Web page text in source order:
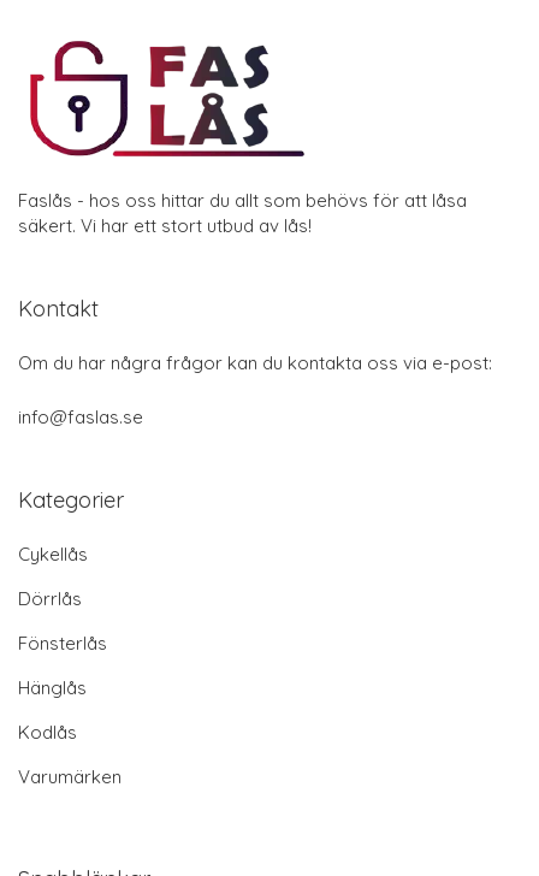
Faslås - hos oss hittar du allt som behövs för att låsa
säkert. Vi har ett stort utbud av lås!
Kontakt
Om du har några frågor kan du kontakta oss via e-post:
info@faslas.se
Kategorier
Cykellås
Dörrlås
Fönsterlås
Hänglås
Kodlås
Varumärken